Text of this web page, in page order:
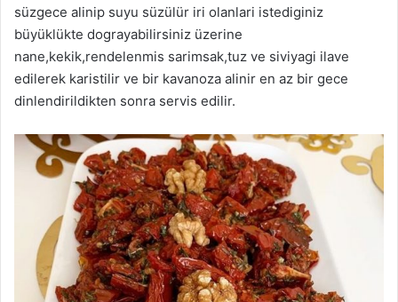
süzgece alinip suyu süzülür iri olanlari istediginiz
büyüklükte dograyabilirsiniz üzerine
nane,kekik,rendelenmis sarimsak,tuz ve siviyagi ilave
edilerek karistilir ve bir kavanoza alinir en az bir gece
dinlendirildikten sonra servis edilir.